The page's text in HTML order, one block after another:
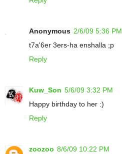
Anonymous 2/6/09 5:36 PM
t7a'6er 3ers-ha enshalla ;p
Reply
Kuw_Son 5/6/09 3:32 PM
Happy birthday to her :)
Reply
zoozoo 8/6/09 10:22 PM